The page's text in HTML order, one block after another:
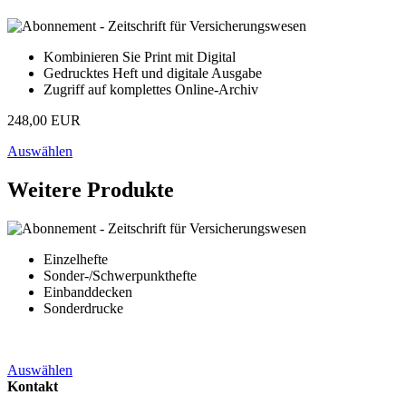
Kombinieren Sie Print mit Digital
Gedrucktes Heft und digitale Ausgabe
Zugriff auf komplettes Online-Archiv
248,00 EUR
Auswählen
Weitere Produkte
Einzelhefte
Sonder-/Schwerpunkthefte
Einbanddecken
Sonderdrucke
Auswählen
Kontakt